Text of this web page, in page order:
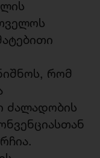
რომ
ძალადობის